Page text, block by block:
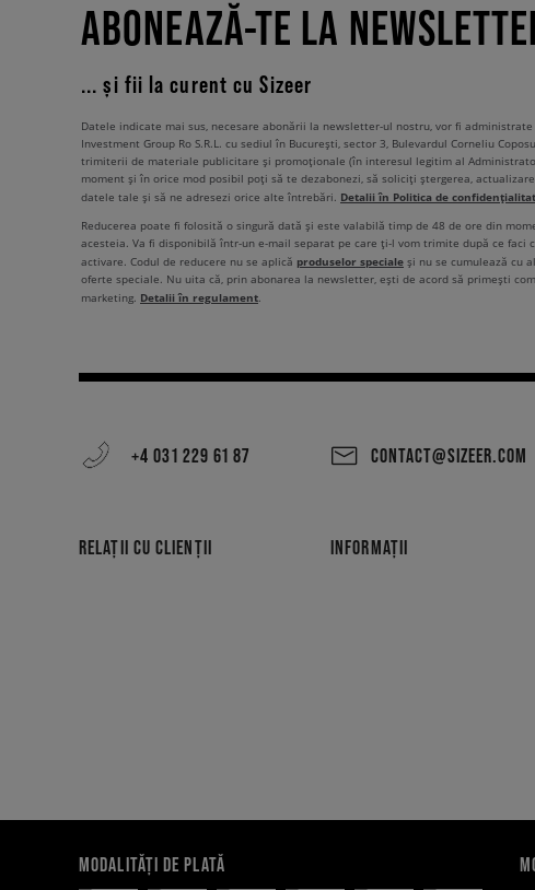
ABONEAZĂ-TE LA
... și fii la curent cu Sizeer
Datele indicate mai sus, necesare abonării la newsletter-ul nostru, vor fi administrate
Investment Group Ro S.R.L. cu sediul în București, sector 3, Bulevardul Corneliu
trimiterii de materiale publicitare și promoționale (în interesul legitim al
moment și în orice mod posibil poți să te dezabonezi, să soliciți ștergerea,
datele tale și să ne adresezi orice alte întrebări. Detalii în Politica de
Reducerea poate fi folosită o singură dată și este valabilă timp de 48 de ore din
acesteia. Va fi disponibilă într-un e-mail separat pe care ți-l vom trimite după ce faci
activare. Codul de reducere nu se aplică produselor speciale și nu se cumulează cu
oferte speciale. Nu uita că, prin abonarea la newsletter, ești de acord să primești
marketing. Detalii în regulament.
+4 031 229 61 87 CONTACT@SIZEER.COM
RELAȚII CU CLIENȚII INFORMAȚII
MODALITĂȚI DE PLATĂ